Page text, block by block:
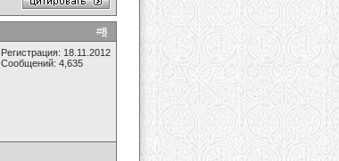
#8
Регистрация: 18.11.2012
Сообщений: 4,635